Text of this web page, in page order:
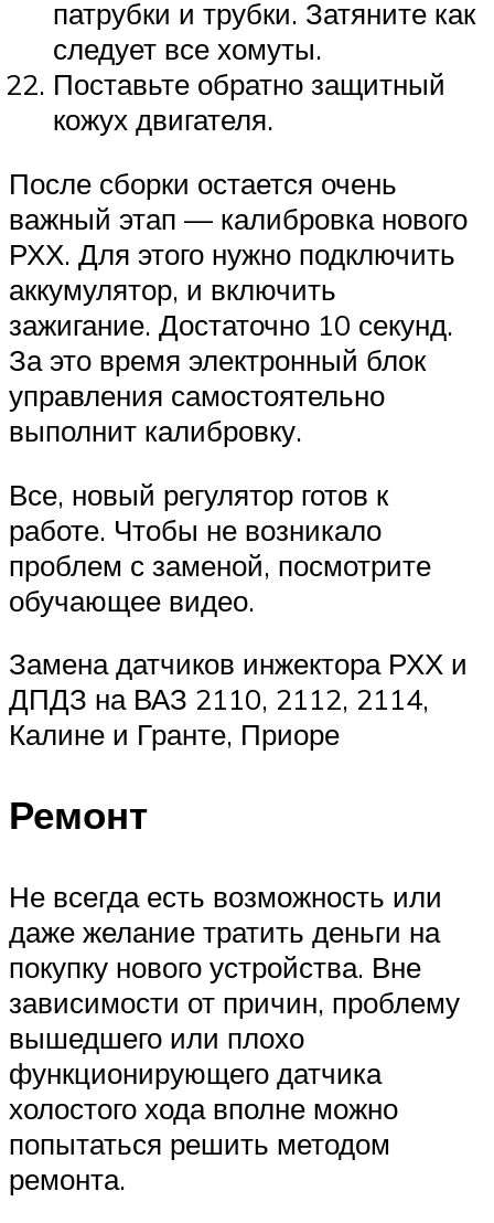
патрубки и трубки. Затяните как
следует все хомуты.
Поставьте обратно защитный
кожух двигателя.
После сборки остается очень
важный этап — калибровка нового
РХХ. Для этого нужно подключить
аккумулятор, и включить
зажигание. Достаточно 10 секунд.
За это время электронный блок
управления самостоятельно
выполнит калибровку.
Все, новый регулятор готов к
работе. Чтобы не возникало
проблем с заменой, посмотрите
обучающее видео.
Замена датчиков инжектора РХХ и
ДПДЗ на ВАЗ 2110, 2112, 2114,
Калине и Гранте, Приоре
Ремонт
Не всегда есть возможность или
даже желание тратить деньги на
покупку нового устройства. Вне
зависимости от причин, проблему
вышедшего или плохо
функционирующего датчика
холостого хода вполне можно
попытаться решить методом
ремонта.